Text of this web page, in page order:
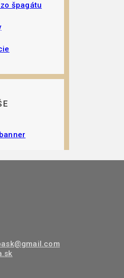
špagátu